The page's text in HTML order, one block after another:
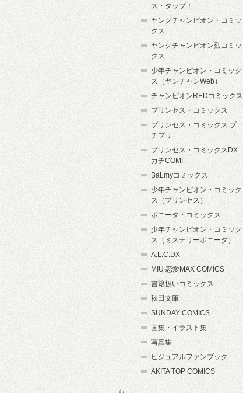
ス・タップ！
ヤングチャンピオン・コミッ
クス
ヤングチャンピオン烈コミッ
クス
少年チャンピオン・コミック
ス（ヤンチャンWeb）
チャンピオンREDコミックス
プリンセス・コミックス
プリンセス・コミックス プ
チプリ
プリンセス・コミックスDX
カチCOMI
BaLmyコミックス
少年チャンピオン・コミック
ス（プリンセス）
ボニータ・コミックス
少年チャンピオン・コミック
ス（ミステリーボニータ）
A.L.C.DX
MIU 恋愛MAX COMICS
書籍扱いコミックス
秋田文庫
SUNDAY COMICS
画集・イラスト集
写真集
ビジュアルファンブック
AKITA TOP COMICS